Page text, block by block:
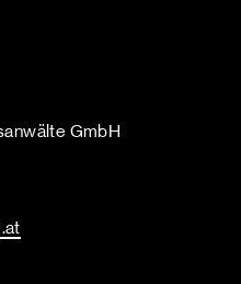
GmbH
.at